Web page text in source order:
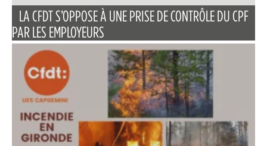
LA CFDT S’OPPOSE À UNE PRISE DE CONTRÔLE DU CPF
PAR LES EMPLOYEURS